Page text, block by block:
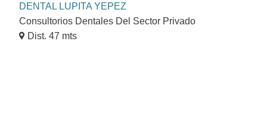
DENTAL LUPITA YEPEZ
Consultorios Dentales Del Sector Privado
Dist. 47 mts